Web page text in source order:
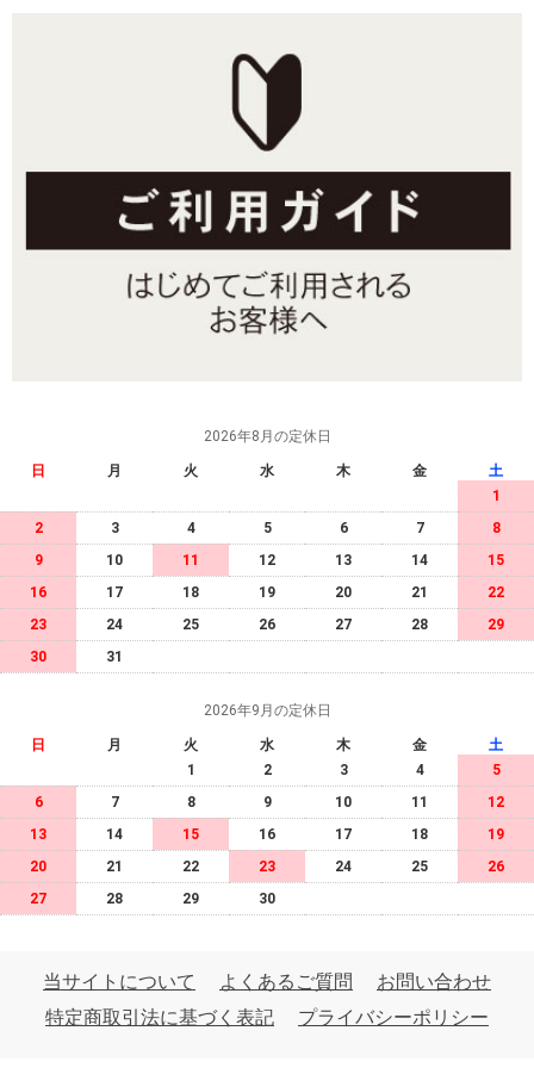
2026年8月の定休日
日 月 火 水 木 金
土
1
2
3 4 5 6 7
8
9
10 11 12 13 14
15
16
17 18 19 20 21
22
23
24 25 26 27 28
29
30
31
2026年9月の定休日
日 月 火 水 木 金
土
1
2 3 4
5
6
7 8 9 10 11
12
13
14 15 16 17 18
19
20
21 22 23 24 25
26
27
28 29 30
当サイトについて よくあるご質問
お問い合わせ
特定商取引法に基づく表記
プライバシーポリシー